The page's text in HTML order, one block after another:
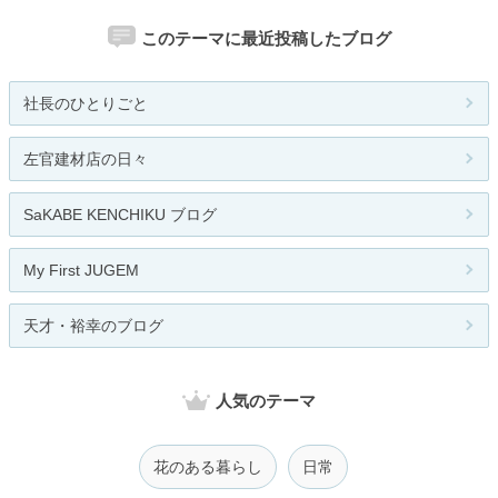
このテーマに最近投稿したブログ
社長のひとりごと
左官建材店の日々
SaKABE KENCHIKU ブログ
My First JUGEM
天才・裕幸のブログ
人気のテーマ
花のある暮らし 日常